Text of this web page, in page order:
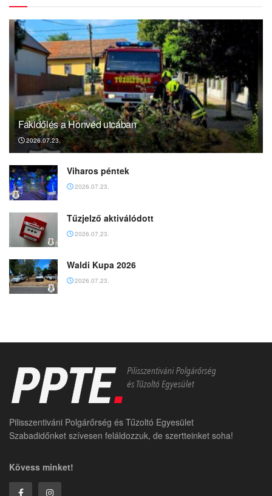
Fakidőlés a Honvéd utcában
2026.07.23.
Viharos péntek
2026.07.23.
Tűzjelző aktiválódott
2026.07.23.
Waldi Kupa 2026
2026.07.23.
Pilisszentiváni Polgárőrség és Tűzoltó Egyesület
Szabadidőnket szívesen feláldozzuk, de szertteinket soha!
Kövess minket!